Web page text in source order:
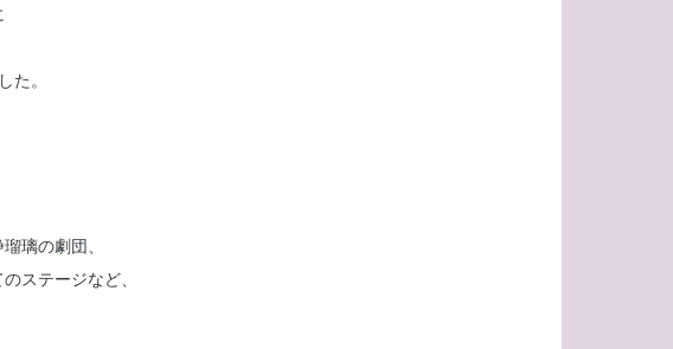
た。
璃の劇団、
ステージなど、